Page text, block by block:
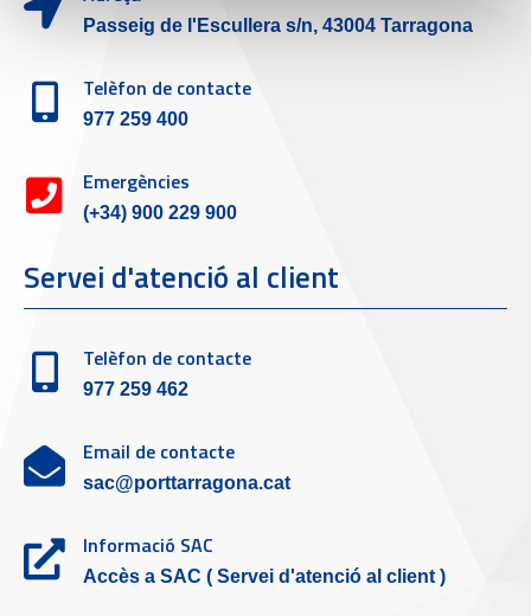
Passeig de l'Escullera s/n, 43004 Tarragona
Telèfon de contacte
977 259 400
Emergències
(+34) 900 229 900
Servei d'atenció al client
Telèfon de contacte
977 259 462
Email de contacte
sac@porttarragona.cat
Informació SAC
Accès a SAC ( Servei d'atenció al client )